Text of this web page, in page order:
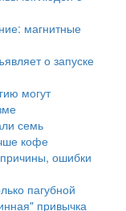
магнитные
о запуске
могут
семь
кофе
ошибки
пагубной
привычка